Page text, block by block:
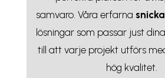
samvaro. Våra erfarna
lösningar som passar just
till att varje projekt utförs
hög kvalitet.